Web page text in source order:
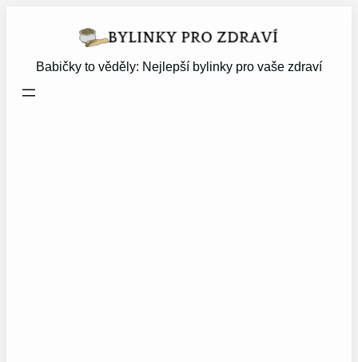
Babičky to věděly: Nejlepší bylinky pro vaše zdraví